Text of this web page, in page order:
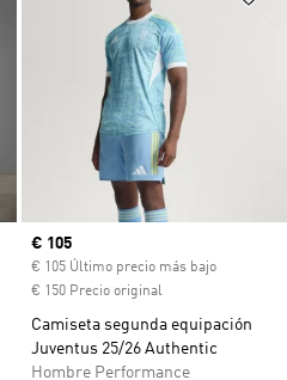
Descuento
Precio actual
€ 105
€ 105 Último precio más bajo
€ 150 Precio original
Camiseta segunda equipación
Juventus 25/26 Authentic
Hombre Performance